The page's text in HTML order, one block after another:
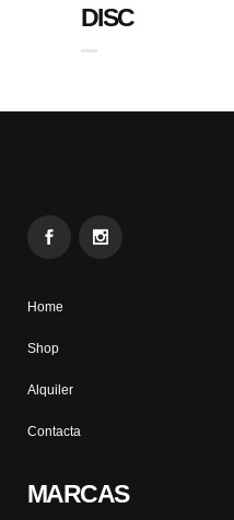
DISC
Home
Shop
Alquiler
Contacta
MARCAS